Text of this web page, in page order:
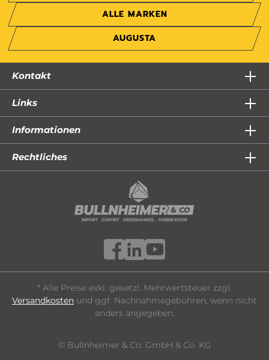
ALLE MARKEN
AUGUSTA
Kontakt
Links
Informationen
Rechtliches
* Alle Preise exkl. gesetzl. Mehrwertsteuer zzgl.
Versandkosten und ggf. Nachnahmegebühren, wenn nicht
anders angegeben.
© Bullnheimer & Co. GmbH & Co. KG